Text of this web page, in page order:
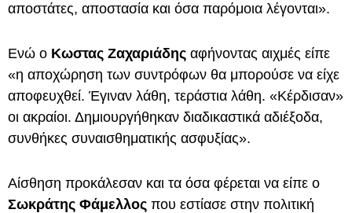
αποστάτες, αποστασία και όσα παρόμοια λέγονται».
Ενώ ο Κωστας Ζαχαριάδης αφήνοντας αιχμές είπε
«η αποχώρηση των συντρόφων θα μπορούσε να είχε
αποφευχθεί. Έγιναν λάθη, τεράστια λάθη. «Κέρδισαν»
οι ακραίοι. Δημιουργήθηκαν διαδικαστικά αδιέξοδα,
συνθήκες συναισθηματικής ασφυξίας».
Αίσθηση προκάλεσαν και τα όσα φέρεται να είπε ο
Σωκράτης Φάμελλος που εστίασε στην πολιτική